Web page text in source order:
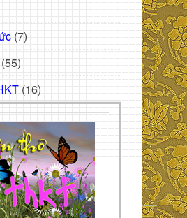
(7)
(55)
(16)